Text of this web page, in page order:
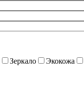
Зеркало Экокожа